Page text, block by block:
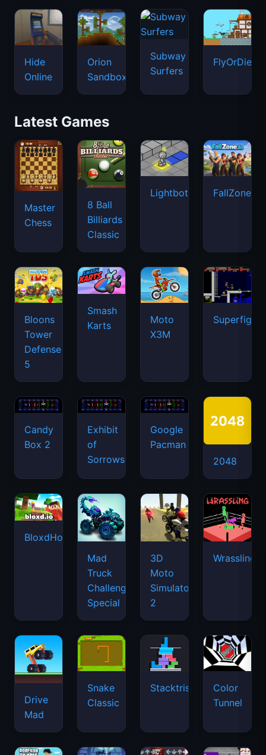
Hide
Online
Orion
Sandbox
Subway
Surfers
FlyOrDie.io
Latest Games
Master
Chess
8 Ball
Billiards
Classic
Lightbot FallZone.io
Bloons
Tower
Defense
5
Smash
Karts
Moto
X3M
Candy
Box 2
Exhibit
of
Sorrows
Google
Pacman
2048
BloxdHop.io
Mad
Truck
Challenge
Special
3D
Moto
Simulator
2
Wrassling
Drive
Mad
Snake
Classic
Stacktris
Color
Tunnel